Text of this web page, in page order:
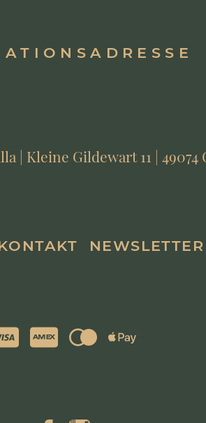
| Kleine Gildewart 11 | 49074
NEWSLETTER